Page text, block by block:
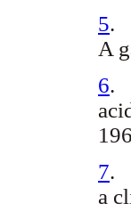
5.
A
6.
7.
a